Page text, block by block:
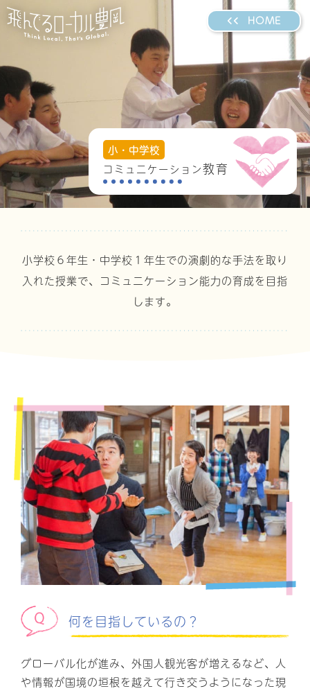
HOME
小・中学校
コミュニケーション教育
小学校６年生・中学校１年生での演劇的な手法を取り
入れた授業で、 コミュニケーション能力の育成を目指
します。
何を目指しているの？
グローバル化が進み、外国人観光客が増えるなど、人
や情報が国境の垣根を越えて行き交うようになった現